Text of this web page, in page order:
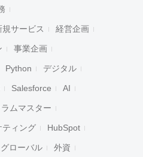
規サービス 経営企画
事業企画
Python デジタル
Salesforce AI
ラムマスター
ティング HubSpot
グローバル 外資